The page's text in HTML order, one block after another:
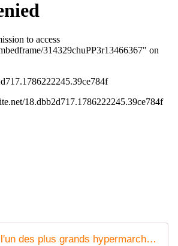
24 heures dans l'un des plus grands hypermarchés de France